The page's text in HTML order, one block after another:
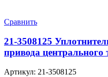
Сравнить
21-3508125
привода центрального
Артикул: 21-3508125